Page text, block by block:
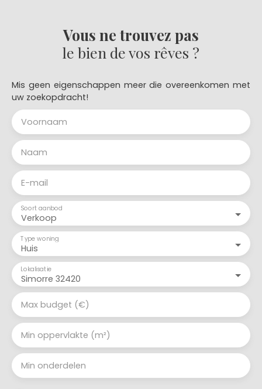
Vous ne trouvez pas
le bien de vos rêves ?
Mis geen eigenschappen meer die overeenkomen met
uw zoekopdracht!
Voornaam
Naam
E-mail
Verkoop
Soort aanbod
Huis
Type woning
Simorre 32420
Lokalisatie
Max budget (€)
Min oppervlakte (m²)
Min onderdelen